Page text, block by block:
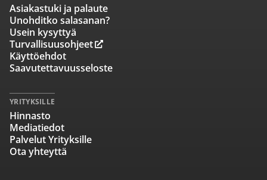
Asiakastuki ja palaute
Unohditko salasanan?
Usein kysyttyä
Turvallisuusohjeet
Käyttöehdot
Saavutettavuusseloste
YRITYKSILLE
Hinnasto
Mediatiedot
Palvelut Yrityksille
Ota yhteyttä